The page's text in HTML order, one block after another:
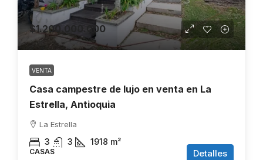
$1.200.000.000
VENTA
Casa campestre de lujo en venta en La
Estrella, Antioquia
La Estrella
3 3 1918 m²
CASAS Detalles